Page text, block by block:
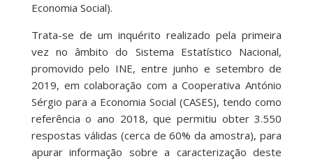
Economia Social).
Trata-se de um inquérito realizado pela primeira
vez no âmbito do Sistema Estatístico Nacional,
promovido pelo INE, entre junho e setembro de
2019, em colaboração com a Cooperativa António
Sérgio para a Economia Social (CASES), tendo como
referência o ano 2018, que permitiu obter 3.550
respostas válidas (cerca de 60% da amostra), para
apurar informação sobre a caracterização deste